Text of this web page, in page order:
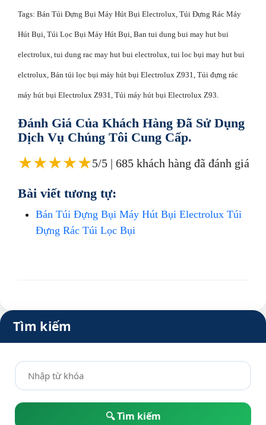
Tags: Bán Túi Đựng Bụi Máy Hút Bụi Electrolux, Túi Đựng Rác Máy
Hút Bụi, Túi Lọc Bụi Máy Hút Bụi, Ban tui dung bui may hut bui
electrolux, tui dung rac may hut bui electrolux, tui loc bụi may hut bui
elctrolux, Bán túi lọc bụi máy hút bụi Electrolux Z931, Túi đựng rác
máy hút bụi Electrolux Z931, Túi máy hút bụi Electrolux Z93.
Đánh Giá Của Khách Hàng Đã Sử Dụng
Dịch Vụ Chúng Tôi Cung Cấp.
★★★★★5/5 | 685 khách hàng đã đánh giá
Bài viết tương tự:
Bán Túi Đựng Bụi Máy Hút Bụi Electrolux Túi
Đựng Rác Túi Lọc Bụi
Tìm kiếm